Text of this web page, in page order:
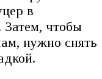
в
Затем, чтобы
нужно снять